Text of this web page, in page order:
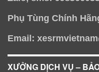
Phụ Tùng Chính
Email:
XƯỞNG DỊCH VỤ –